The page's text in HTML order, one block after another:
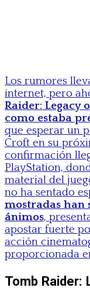
Los rumores
internet, pero
Raider: Legacy
como estaba
que esperar un
Croft en su
confirmación
PlayStation,
material del
no ha sentado
mostradas han
ánimos,
apostar fuerte
acción
proporcionada
Tomb Raider: